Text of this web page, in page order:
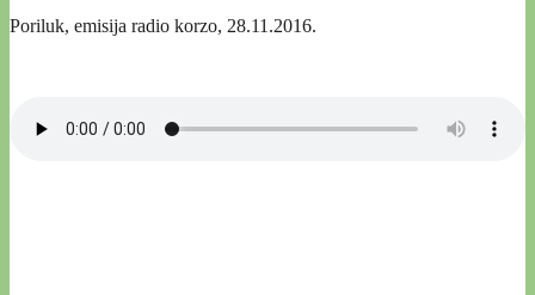
Poriluk, emisija radio korzo, 28.11.2016.